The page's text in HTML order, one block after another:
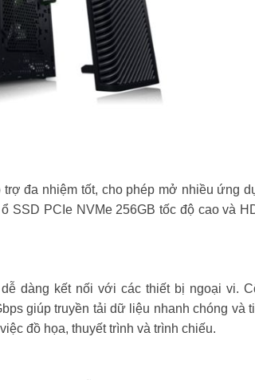
đa nhiệm tốt, cho phép mở nhiều ứng
PCIe NVMe 256GB tốc độ cao và
dàng kết nối với các thiết bị ngoại vi.
giúp truyền tải dữ liệu nhanh chóng và
đồ họa, thuyết trình và trình chiếu.